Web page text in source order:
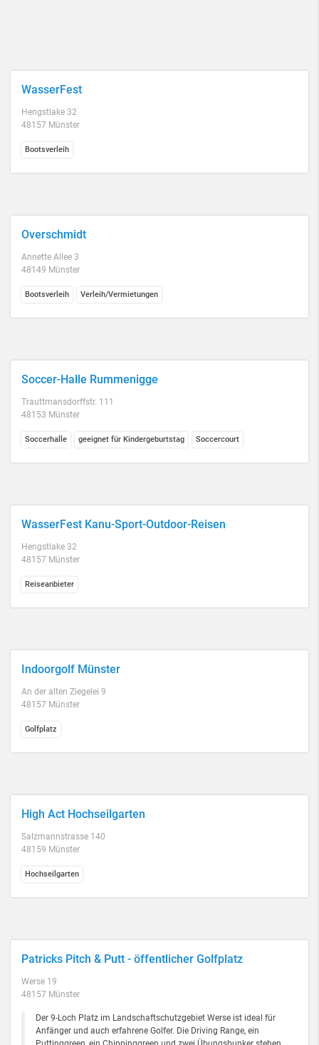
WasserFest
Hengstlake 32
48157 Münster
Bootsverleih
Overschmidt
Annette Allee 3
48149 Münster
Bootsverleih Verleih/Vermietungen
Soccer-Halle Rummenigge
Trauttmansdorffstr. 111
48153 Münster
Soccerhalle geeignet für Kindergeburtstag Soccercourt
WasserFest Kanu-Sport-Outdoor-Reisen
Hengstlake 32
48157 Münster
Reiseanbieter
Indoorgolf Münster
An der alten Ziegelei 9
48157 Münster
Golfplatz
High Act Hochseilgarten
Salzmannstrasse 140
48159 Münster
Hochseilgarten
Patricks Pitch & Putt - öffentlicher Golfplatz
Werse 19
48157 Münster
Der 9-Loch Platz im Landschaftschutzgebiet Werse ist ideal für
Anfänger und auch erfahrene Golfer. Die Driving Range, ein